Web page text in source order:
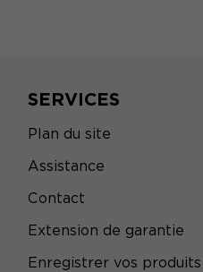
SERVICES
Plan du site
Assistance
Contact
Extension de garantie
Enregistrer vos produits